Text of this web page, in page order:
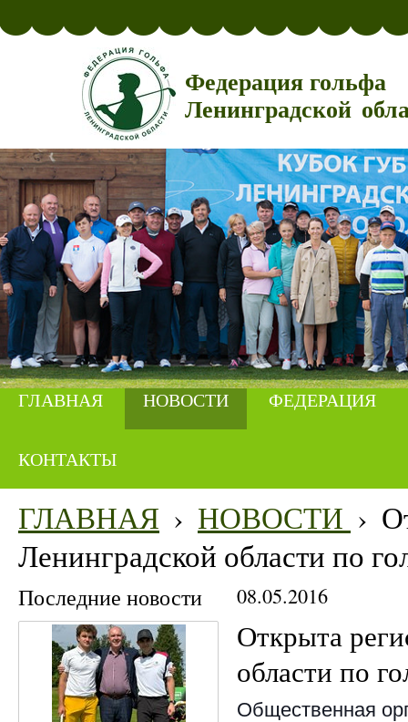
Федерация гольфа
Ленинградской
ГЛАВНАЯ НОВОСТИ ФЕДЕРАЦИЯ
КОНТАКТЫ
ГЛАВНАЯ › НОВОСТИ ›
Ленинградской области по
Последние новости 08.05.2016
Открыта
области по
Общественная